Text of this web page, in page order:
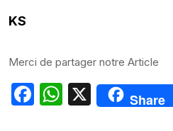
KS
Merci de partager notre Article
Facebook
WhatsApp
X Share